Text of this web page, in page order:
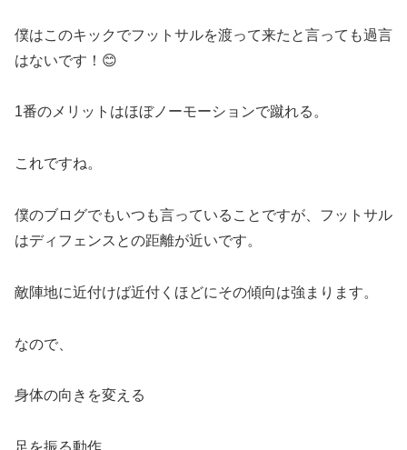
僕はこのキックでフットサルを渡って来たと言っても過言
はないです！😊
1番のメリットはほぼノーモーションで蹴れる。
これですね。
僕のブログでもいつも言っていることですが、フットサル
はディフェンスとの距離が近いです。
敵陣地に近付けば近付くほどにその傾向は強まります。
なので、
身体の向きを変える